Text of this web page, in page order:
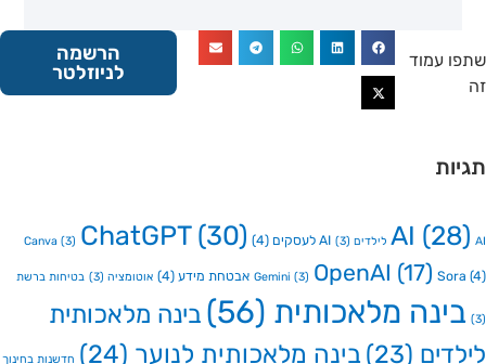
עמוד
הרשמה
לניוזלטר
AI
(3) AI לעסקים (4)
Canva(3) ChatGPT(30)
Gemini(3) OpenAI(17) אבטחת מידע (4) אוטומציה(3) בטיחות ברשת
מלאכותית(56)
בינה מלאכותית
(23) בינה מלאכותית לנוער(24) חדשנות בחינוך